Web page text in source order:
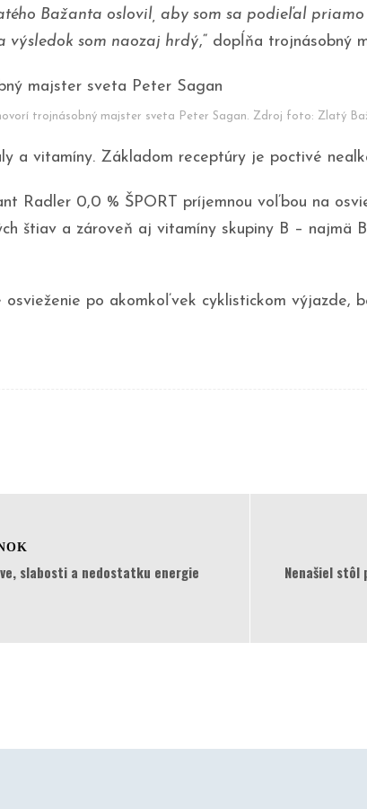
Bažanta oslovil, aby som sa podieľal
výsledok som naozaj hrdý,“ dopĺňa trojnásobný
trojnásobný majster sveta Peter Sagan. Zdroj foto: Zlatý
a vitamíny. Základom receptúry je poctivé
Radler 0,0 % ŠPORT príjemnou voľbou na
štiav a zároveň aj vitamíny skupiny B – najmä
po akomkoľvek cyklistickom
slabosti a nedostatku energie
Nenašiel stôl